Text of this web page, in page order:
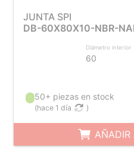
JUNTA SPI
DB-60X80X10-NBR-
Diámetro interior
60
50+ piezas en stock
(hace 1 día )
AÑADIR